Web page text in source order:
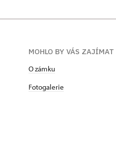
MOHLO BY VÁS ZAJÍMAT
O zámku
Fotogalerie